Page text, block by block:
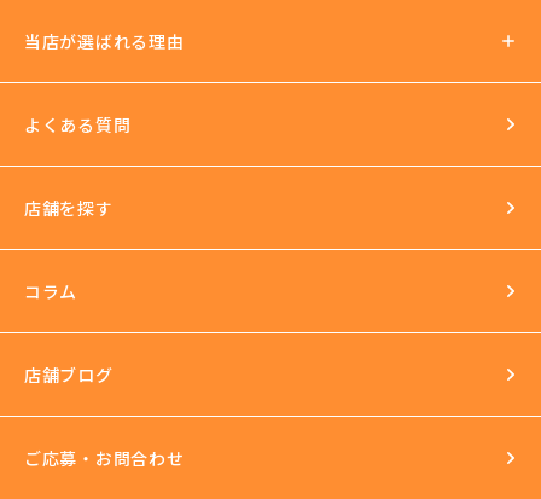
法人運営
イベントもいっぱい
環境
長年の運営実績
完全個室
スタッフ研修
セクハラ根絶
当店が選ばれる理由
よくある質問
店舗を探す
コラム
店舗ブログ
ご応募・お問合わせ